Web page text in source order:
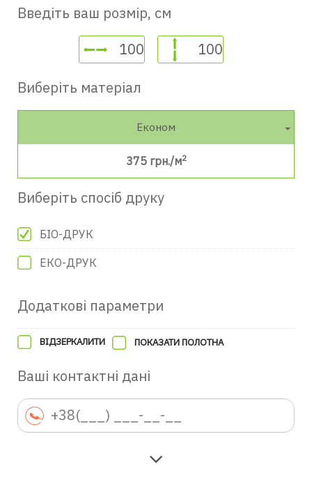
Введіть ваш розмір, см
Виберіть матеріал
Економ
375 грн./м2
Виберіть спосіб друку
БІО-ДРУК
ЕКО-ДРУК
Додаткові параметри
ВІДЗЕРКАЛИТИ ПОКАЗАТИ ПОЛОТНА
Ваші контактні дані